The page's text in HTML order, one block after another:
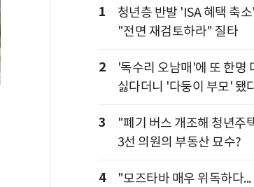
1
청년층 반발 'ISA 혜택 축
"전면 재검토하라" 질타
2
'독수리 오남매'에 또 한명
싫다더니 '다둥이 부모' 됐
3
"폐기 버스 개조해 청년주
3선 의원의 부동산 묘수?
4
"모즈타바 매우 위독하다...